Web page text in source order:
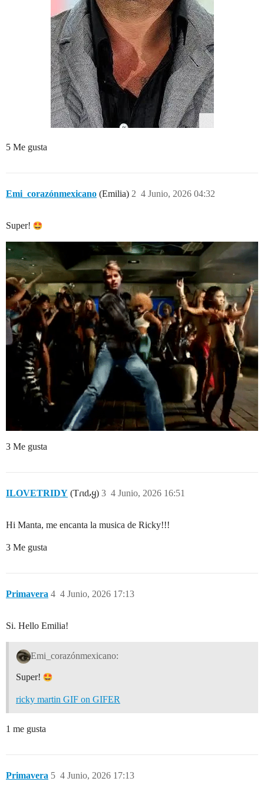
5 Me gusta
Emi_corazónmexicano (Emilia) 4 Junio, 2026 04:32
2
Super!
3 Me gusta
ILOVETRIDY (Tɾιԃყ) 4 Junio, 2026 16:51
3
Hi Manta, me encanta la musica de Ricky!!!
3 Me gusta
Primavera 4 Junio, 2026 17:13
4
Si. Hello Emilia!
Emi_corazónmexicano:
Super!
ricky martin GIF on GIFER
1 me gusta
Primavera 4 Junio, 2026 17:13
5